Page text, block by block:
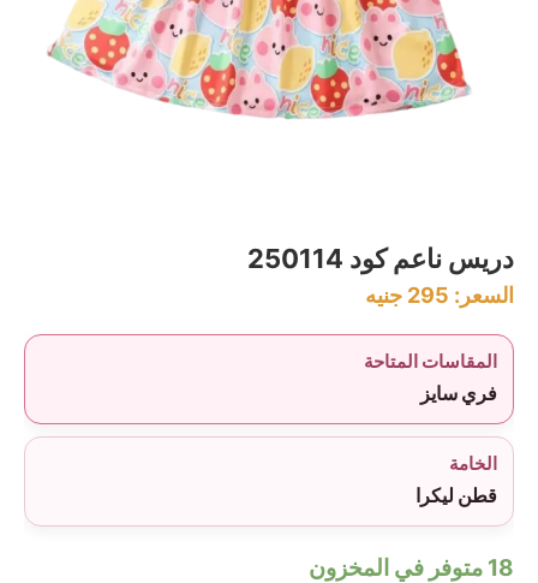
دريس ناعم كود 250114
السعر: 295 جنيه
المقاسات المتاحة
فري سايز
الخامة
قطن ليكرا
18 متوفر في المخزون